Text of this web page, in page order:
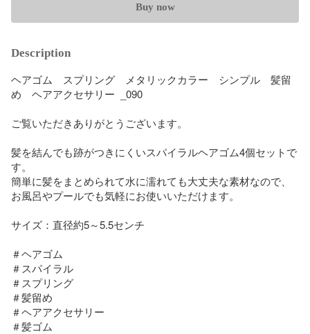
Buy now
Description
ヘアゴム　スプリング　メタリックカラー　シンプル　髪留
め　ヘアアクセサリー  _090
ご覧いただきありがとうございます。
髪を結んでも跡がつきにくいスパイラルヘアゴム4個セットで
す。
簡単に髪をまとめられて水に濡れても大丈夫な素材なので、
お風呂やプールでも気軽にお使いいただけます。
サイズ：直径約5～5.5センチ
＃ヘアゴム
＃スパイラル
＃スプリング
＃髪留め
＃ヘアアクセサリー
＃髪ゴム